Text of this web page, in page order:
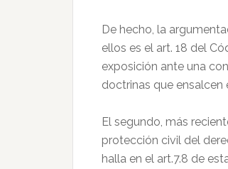
De hecho, la
ellos es el art. 18 del
exposición ante una
doctrinas que ensalcen
El segundo, más
protección civil del
halla en el art.7.8 de